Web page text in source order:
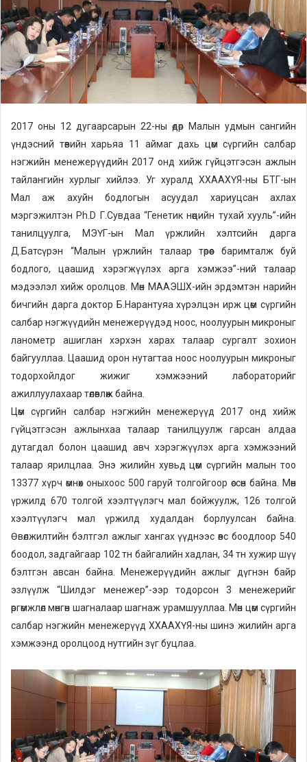
m
a
i
l
2017 оны 12 дугаарсарын 22-ны өдөр Малын удмын сангийн
үндэсний төвийн харьяа 11 аймаг дахь цөм сүргийн салбар
нэгжийн менежерүүдийн 2017 онд хийж гүйцэтгэсэн ажлын
тайлангийн хурлыг хийлээ. Уг хуралд ХХААХҮЯ-ны БТГ-ын
Мал аж ахуйн бодлогын асуудал хариуцсан ахлах
мэргэжилтэн Ph.D Г.Сувдаа “Генетик нөөцийн тухай хууль”-ийн
танилцуулга, МЭҮГ-ын Мал үржлийн хэлтсийн дарга
Д.Батсүрэн “Малын үржлийн талаар төрөөс баримталж буй
бодлого, цаашид хэрэгжүүлэх арга хэмжээ”-ний талаар
мэдээлэл хийж оролцов. Мөн МААЭШХ-ийн эрдэмтэн нарийн
бичгийн дарга доктор Б.Нарантуяа хүрэлцэн ирж цөм сүргийн
салбар нэгжүүдийн менежерүүдэд ноос, ноолуурын микроныг
ланометр ашиглан хэрхэн харах талаар сургалт зохион
байгууллаа. Цаашид орон нутагтаа ноос ноолуурын микроныг
тодорхойлдог жижиг хэмжээний лабораторийг
ажиллуулахаар төлөвлөж байна.
Цөм сүргийн салбар нэгжийн менежерүүд 2017 онд хийж
гүйцэтгэсэн ажлынхаа талаар танилцуулж гарсан алдаа
дутагдал болон цаашид авч хэрэгжүүлэх арга хэмжээний
талаар ярилцлаа. Энэ жилийн хувьд цөм сүргийн малын тоо
13377 хүрч өмнөх оныхоос 500 гаруй толгойгоор өссөн байна. Мөн
үржилд 670 толгой хээлтүүлэгч мал бойжуулж, 126 толгой
хээлтүүлэгч мал үржилд худалдан борлуулсан байна.
Өвөлжилтийн бэлтгэл ажлыг хангах үүднээс өвс боодлоор 540
боодол, задгайгаар 102 тн байгалийн хадлан, 34 тн хужир шүү
бэлтгэн авсан байна. Менежерүүдийн ажлыг дүгнэн байр
эзлүүлж “Шилдэг менежер”-ээр тодорсон 3 менежерийг
өргөмжлөл мөнгөн шагналаар шагнаж урамшууллаа. Мөн цөм сүргийн
салбар нэгжийн менежерүүд ХХААХҮЯ-ны шинэ жилийн арга
хэмжээнд оролцоод нутгийн зүг буцлаа.